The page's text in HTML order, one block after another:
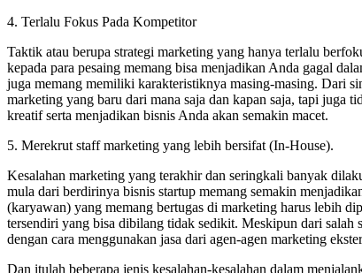
4. Terlalu Fokus Pada Kompetitor
Taktik atau berupa strategi marketing yang hanya terlalu
kepada para pesaing memang bisa menjadikan Anda gagal
juga memang memiliki karakteristiknya masing-masing. Dari
marketing yang baru dari mana saja dan kapan saja, tapi juga
kreatif serta menjadikan bisnis Anda akan semakin macet.
5. Merekrut staff marketing yang lebih bersifat (In-House).
Kesalahan marketing yang terakhir dan seringkali banyak
mula dari berdirinya bisnis startup memang semakin
(karyawan) yang memang bertugas di marketing harus lebih
tersendiri yang bisa dibilang tidak sedikit. Meskipun dari salah
dengan cara menggunakan jasa dari agen-agen marketing
Dan itulah beberapa jenis kesalahan-kesalahan dalam